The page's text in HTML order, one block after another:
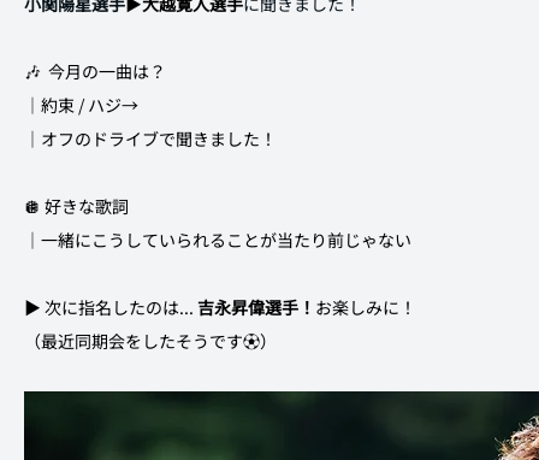
🎶  今月の一曲は？
｜約束 / ハジ→
｜オフのドライブで聞きました！
🪩 好きな歌詞
｜一緒にこうしていられることが当たり前じゃない
▶︎ 次に指名したのは... 吉永昇偉選手！ お楽しみに！
（最近同期会をしたそうです⚽️）